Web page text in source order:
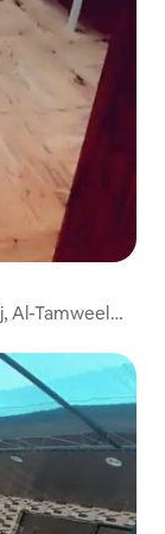
Al-Tamweel